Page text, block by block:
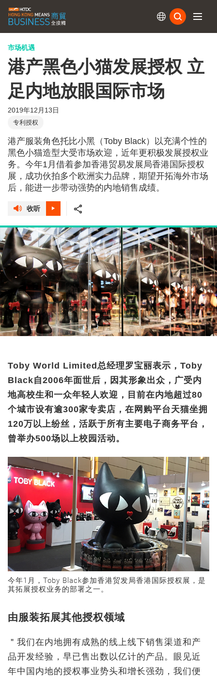
市场机遇
港产黑色小猫发展授权 立
足内地放眼国际市场
2019年12月13日
专利授权
港产服装角色托比小黑（Toby Black）以充满个性的
黑色小猫造型大受市场欢迎，近年更积极发展授权业
务。今年1月借着参加香港贸易发展局香港国际授权
展，成功伙拍多个欧洲实力品牌，期望开拓海外市场
后，能进一步带动强势的内地销售成绩。
收听
Toby World Limited总经理罗宝丽表示，Toby
Black自2006年面世后，因其形象出众，广受内
地高校生和一众年轻人欢迎，目前在内地超过80
个城市设有逾300家专卖店，在网购平台天猫坐拥
120万以上纷丝，活跃于所有主要电子商务平台，
曾举办500场以上校园活动。
今年1月，Toby Black参加香港贸发局香港国际授权展，是
其拓展授权业务的部署之一。
由服装拓展其他授权领域
＂我们在内地拥有成熟的线上线下销售渠道和产
品开发经验，早已售出数以亿计的产品。眼见近
年中国内地的授权事业势头和增长强劲，我们便